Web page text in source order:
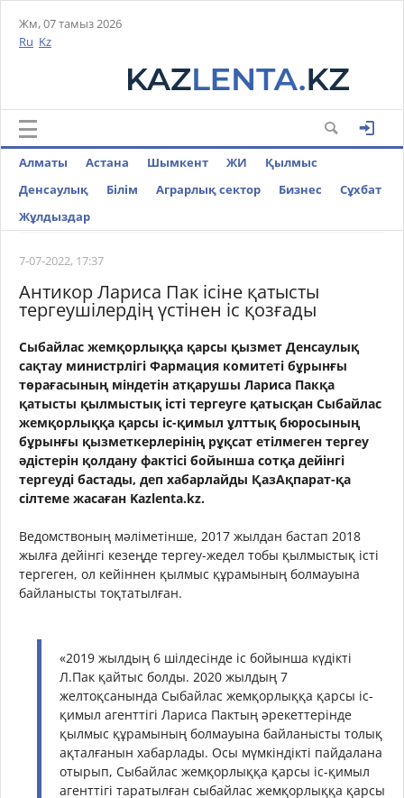
Жм, 07 тамыз 2026
Ru Kz
Алматы Астана Шымкент ЖИ
Қылмыс
Денсаулық
Білім Аграрлық сектор Бизнес
Cұхбат
Жұлдыздар
7-07-2022, 17:37
Антикор Лариса Пак ісіне қатысты
тергеушілердің үстінен іс қозғады
Сыбайлас жемқорлыққа қарсы қызмет Денсаулық
сақтау министрлігі Фармация комитеті бұрынғы
төрағасының міндетін атқарушы Лариса Пакқа
қатысты қылмыстық істі тергеуге қатысқан Сыбайлас
жемқорлыққа қарсы іс-қимыл ұлттық бюросының
бұрынғы қызметкерлерінің рұқсат етілмеген тергеу
әдістерін қолдану фактісі бойынша сотқа дейінгі
тергеуді бастады, деп хабарлайды ҚазАқпарат-қа
сілтеме жасаған Kazlenta.kz.
Ведомствоның мәліметінше, 2017 жылдан бастап 2018
жылға дейінгі кезеңде тергеу-жедел тобы қылмыстық істі
тергеген, ол кейіннен қылмыс құрамының болмауына
байланысты тоқтатылған.
«2019 жылдың 6 шілдесінде іс бойынша күдікті
Л.Пак қайтыс болды. 2020 жылдың 7
желтоқсанында Сыбайлас жемқорлыққа қарсы іс-
қимыл агенттігі Лариса Пактың әрекеттерінде
қылмыс құрамының болмауына байланысты толық
ақталғанын хабарлады. Осы мүмкіндікті пайдалана
отырып, Сыбайлас жемқорлыққа қарсы іс-қимыл
агенттігі таратылған сыбайлас жемқорлыққа қарсы